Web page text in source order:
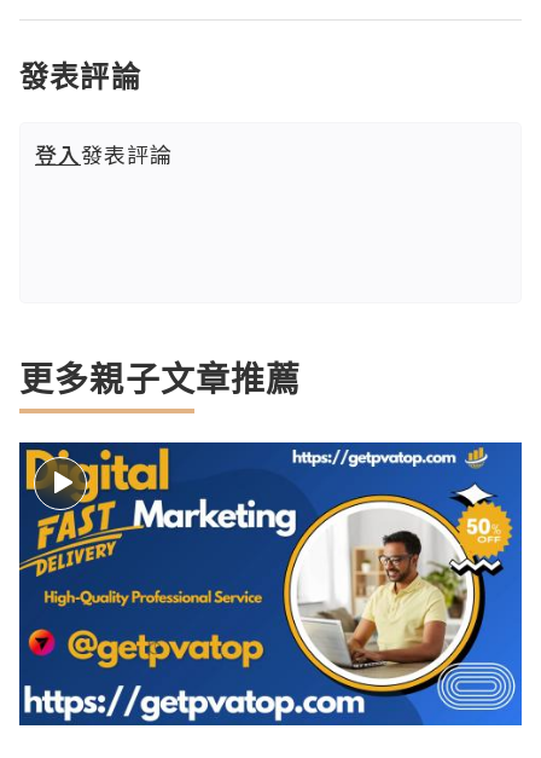
發表評論
登入發表評論
更多親子文章推薦